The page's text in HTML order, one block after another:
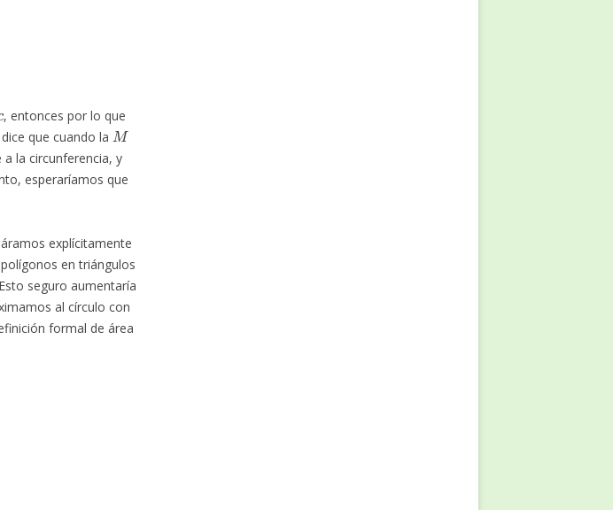
, entonces por lo que
que cuando la
M
la circunferencia, y
esperaríamos que
explícitamente
en triángulos
seguro aumentaría
al círculo con
formal de área